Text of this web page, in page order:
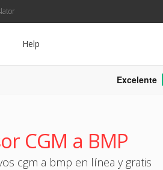
Help
Excelente
CGM a BMP
cgm a bmp en línea y gratis